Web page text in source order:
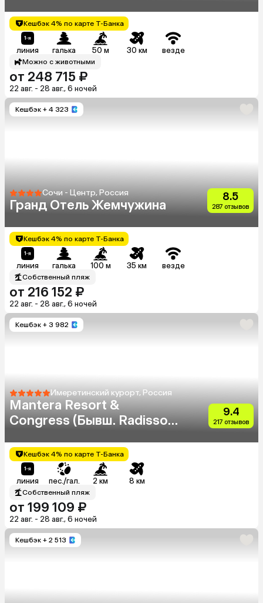
Кешбэк 4% по карте Т-Банка
линия галька 50 м 30 км везде
Можно с животными
от 248 715 ₽
22 авг. - 28 авг., 6 ночей
Кешбэк + 4 323
Сочи - Центр, Россия
Гранд Отель Жемчужина
8.5
287 отзывов
Кешбэк 4% по карте Т-Банка
линия галька 100 м 35 км везде
Собственный пляж
от 216 152 ₽
22 авг. - 28 авг., 6 ночей
Кешбэк + 3 982
Имеретинский курорт, Россия
Mantera Resort &
Congress (Бывш. Radisson
Centre)
9.4
217 отзывов
Кешбэк 4% по карте Т-Банка
линия пес./гал. 2 км 8 км
Собственный пляж
от 199 109 ₽
22 авг. - 28 авг., 6 ночей
Кешбэк + 2 513